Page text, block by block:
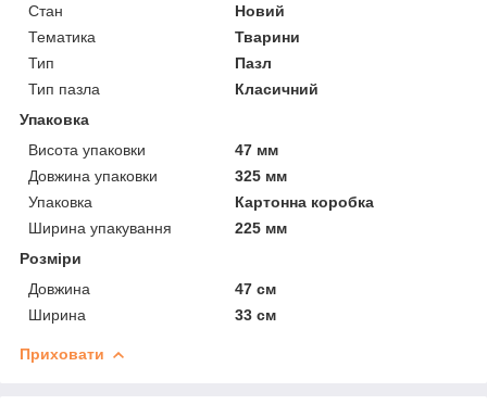
Стан
Новий
Тематика
Тварини
Тип
Пазл
Тип пазла
Класичний
Упаковка
Висота упаковки
47 мм
Довжина упаковки
325 мм
Упаковка
Картонна коробка
Ширина упакування
225 мм
Розміри
Довжина
47 см
Ширина
33 см
Приховати